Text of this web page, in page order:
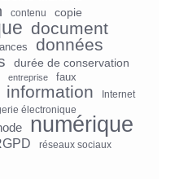
contenu
copie
document
données
durée de conservation
entreprise faux
information Internet
électronique
numérique
réseaux sociaux